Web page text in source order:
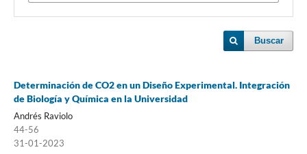
Buscar
Determinación de CO2 en un Diseño Experimental. Integración
de Biología y Química en la Universidad
Andrés Raviolo
44-56
31-01-2023